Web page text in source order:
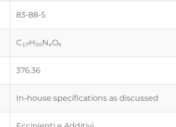
83-88-5
C₁₇H₂₀N₄O₆
376.36
In-house specifications as discussed